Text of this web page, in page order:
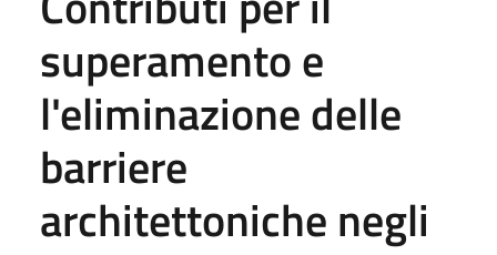
superamento e
l'eliminazione delle
barriere
architettoniche negli